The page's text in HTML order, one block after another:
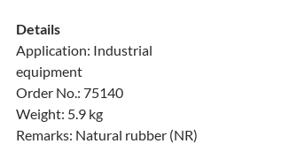
Details
Application: Industrial
equipment
Order No.: 75140
Weight: 5.9 kg
Remarks: Natural rubber (NR)